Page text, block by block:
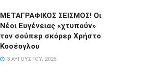
ΜΕΤΑΓΡΑΦΙΚΟΣ ΣΕΙΣΜΟΣ! Οι
Νέοι Ευγένειας «χτυπούν»
τον σούπερ σκόρερ Χρήστο
Κοσέογλου
3 ΑΥΓΟΎΣΤΟΥ, 2026